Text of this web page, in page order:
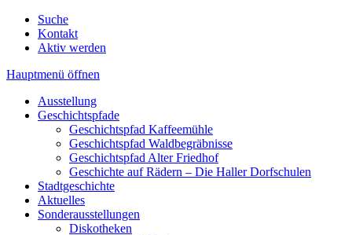
Suche
Kontakt
Aktiv werden
Hauptmenü öffnen
Ausstellung
Geschichtspfade
Geschichtspfad Kaffeemühle
Geschichtspfad Waldbegräbnisse
Geschichtspfad Alter Friedhof
Geschichte auf Rädern – Die Haller Dorfschulen
Stadtgeschichte
Aktuelles
Sonderausstellungen
Diskotheken